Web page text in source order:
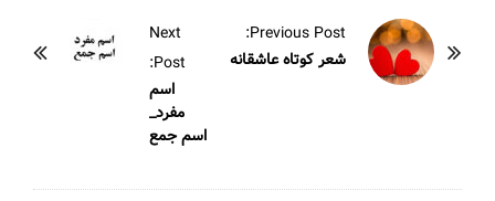
Previous Post:
شعر کوتاه عاشقانه
Next
Post:
اسم
مفرد_
اسم جمع